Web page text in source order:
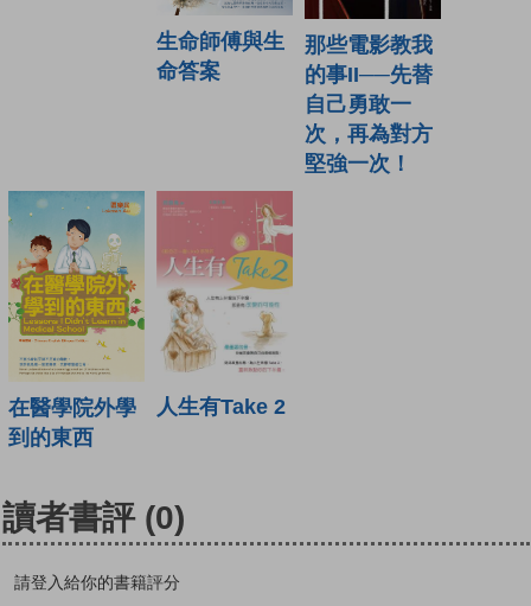
生命師傅與生
命答案
那些電影教我
的事II──先替
自己勇敢一
次，再為對方
堅強一次！
在醫學院外學
到的東西
人生有Take 2
讀者書評 (0)
請登入給你的書籍評分